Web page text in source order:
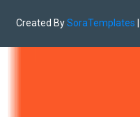
Created BySoraTemplates